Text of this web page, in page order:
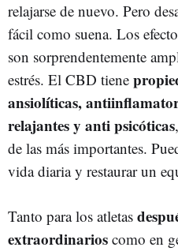
relajarse de nuevo. Pero
fácil como suena. Los
son sorprendentemente
estrés. El CBD tiene
ansiolíticas,
relajantes y anti psicóticas
de las más importantes.
vida diaria y restaurar un
Tanto para los atletas
extraordinarios como en